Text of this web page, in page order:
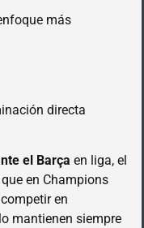
más
directa
el Barça en liga, el
en Champions
en
mantienen siempre